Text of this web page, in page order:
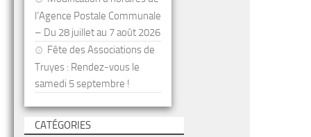
l’Agence Postale Communale
– Du 28 juillet au 7 août 2026
Fête des Associations de
Truyes : Rendez-vous le
samedi 5 septembre !
CATÉGORIES